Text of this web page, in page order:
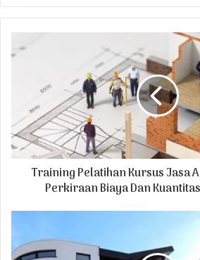
y
r
l
a
Training Pelatihan Kursus Jasa
Perkiraan Biaya Dan